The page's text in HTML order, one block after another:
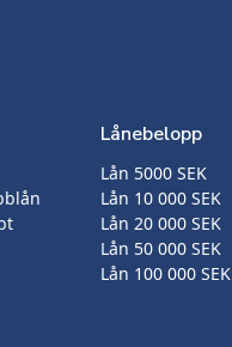
Lånebelopp
Lån 5000 SEK
Lån 10 000 SEK
Lån 20 000 SEK
Lån 50 000 SEK
Lån 100 000 SEK